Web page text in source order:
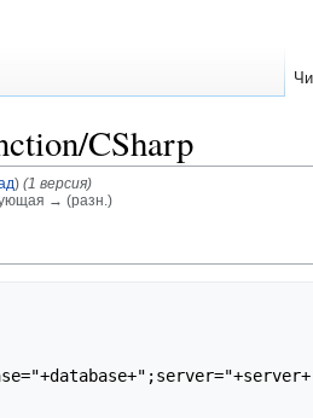
CSharp
) (1 версия)
→ (разн.)